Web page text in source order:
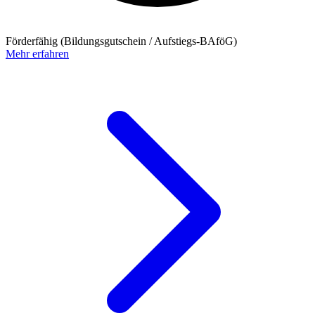
Förderfähig (Bildungsgutschein / Aufstiegs-BAföG)
Mehr erfahren